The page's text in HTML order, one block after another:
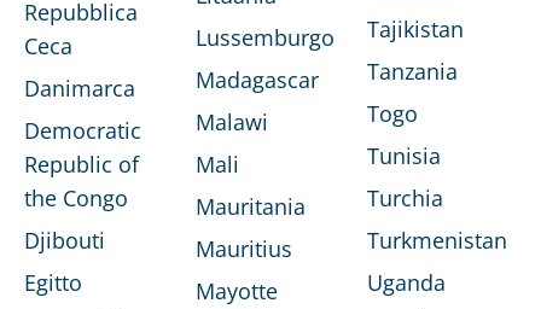
Repubblica
Ceca
Danimarca
Democratic
Republic of
the Congo
Djibouti
Egitto
Lussemburgo
Madagascar
Malawi
Mali
Mauritania
Mauritius
Mayotte
Tajikistan
Tanzania
Togo
Tunisia
Turchia
Turkmenistan
Uganda